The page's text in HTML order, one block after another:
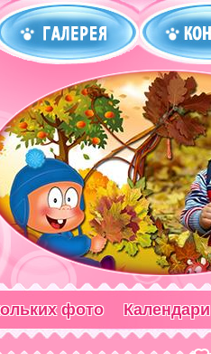
фото Календари